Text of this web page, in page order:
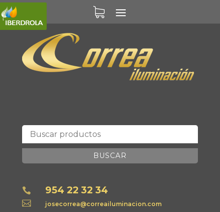
BUSCAR
 954 22 32 34
 josecorrea@correailuminacion.com